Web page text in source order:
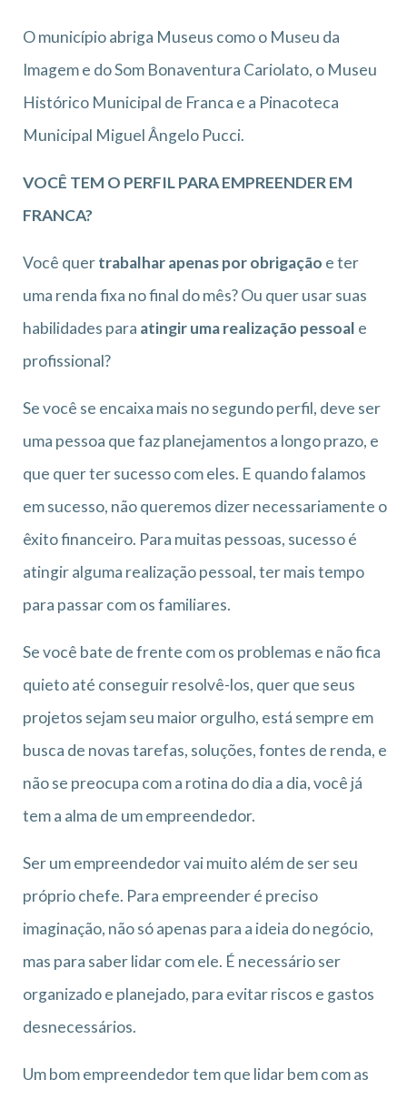
O município abriga Museus como o Museu da
Imagem e do Som Bonaventura Cariolato, o Museu
Histórico Municipal de Franca e a Pinacoteca
Municipal Miguel Ângelo Pucci.
VOCÊ TEM O PERFIL PARA EMPREENDER EM
FRANCA?
Você quertrabalhar apenas por obrigação e ter
uma renda fixa no final do mês? Ou quer usar suas
habilidades para atingir uma realização pessoal e
profissional?
Se você se encaixa mais no segundo perfil, deve ser
uma pessoa que faz planejamentos a longo prazo, e
que quer ter sucesso com eles. E quando falamos
em sucesso, não queremos dizer necessariamente o
êxito financeiro. Para muitas pessoas, sucesso é
atingir alguma realização pessoal, ter mais tempo
para passar com os familiares.
Se você bate de frente com os problemas e não fica
quieto até conseguir resolvê-los, quer que seus
projetos sejam seu maior orgulho, está sempre em
busca de novas tarefas, soluções, fontes de renda, e
não se preocupa com a rotina do dia a dia, você já
tem a alma de um empreendedor.
Ser um empreendedor vai muito além de ser seu
próprio chefe. Para empreender é preciso
imaginação, não só apenas para a ideia do negócio,
mas para saber lidar com ele. É necessário ser
organizado e planejado, para evitar riscos e gastos
desnecessários.
Um bom empreendedor tem que lidar bem com as